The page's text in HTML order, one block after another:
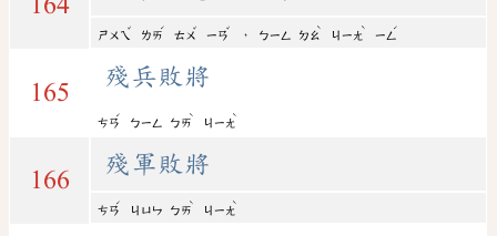
164
ㄕㄨㄟ
ˇ
ㄌㄞ
ˊ
ㄊㄨ
ˇ
ㄧㄢ
ˇ
， ㄅㄧㄥ ㄉㄠ
ˋ
ㄐㄧㄤ
ˋ
ㄧㄥ
ˊ
165
殘兵敗將
ㄘㄢ
ˊ
ㄅㄧㄥ ㄅㄞ
ˋ
ㄐㄧㄤ
ˋ
166
殘軍敗將
ㄘㄢ
ˊ
ㄐㄩㄣ ㄅㄞ
ˋ
ㄐㄧㄤ
ˋ